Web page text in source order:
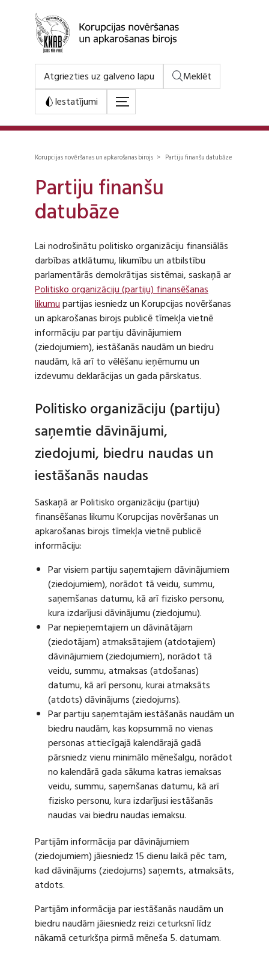
Atgriezties uz galveno lapu
Meklēt
Iestatījumi
Korupcijas novēršanas un apkarošanas birojs > Partiju finanšu datubāze
Partiju finanšu
datubāze
Lai nodrošinātu politisko organizāciju finansiālās
darbības atklātumu, likumību un atbilstību
parlamentārās demokrātijas sistēmai, saskaņā ar
Politisko organizāciju (partiju) finansēšanas
likumupartijas iesniedz un Korupcijas novēršanas
un apkarošanas birojs publicē tīmekļa vietnē
informāciju par partiju dāvinājumiem
(ziedojumiem), iestāšanās naudām un biedru
naudām, kā arī to vēlēšanu ieņēmumu un
izdevumu deklarācijas un gada pārskatus.
Politisko organizāciju (partiju)
saņemtie dāvinājumi,
ziedojumi, biedru naudas un
iestāšanās naudas
Saskaņā ar Politisko organizāciju (partiju)
finansēšanas likumu Korupcijas novēršanas un
apkarošanas birojs tīmekļa vietnē publicē
informāciju:
Par visiem partiju saņemtajiem dāvinājumiem
(ziedojumiem), norādot tā veidu, summu,
saņemšanas datumu, kā arī fizisko personu,
kura izdarījusi dāvinājumu (ziedojumu).
Par nepieņemtajiem un dāvinātājam
(ziedotājam) atmaksātajiem (atdotajiem)
dāvinājumiem (ziedojumiem), norādot tā
veidu, summu, atmaksas (atdošanas)
datumu, kā arī personu, kurai atmaksāts
(atdots) dāvinājums (ziedojums).
Par partiju saņemtajām iestāšanās naudām un
biedru naudām, kas kopsummā no vienas
personas attiecīgajā kalendārajā gadā
pārsniedz vienu minimālo mēnešalgu, norādot
no kalendārā gada sākuma katras iemaksas
veidu, summu, saņemšanas datumu, kā arī
fizisko personu, kura izdarījusi iestāšanās
naudas vai biedru naudas iemaksu.
Partijām informācija par dāvinājumiem
(ziedojumiem) jāiesniedz 15 dienu laikā pēc tam,
kad dāvinājums (ziedojums) saņemts, atmaksāts,
atdots.
Partijām informācija par iestāšanās naudām un
biedru naudām jāiesniedz reizi ceturksnī līdz
nākamā ceturkšņa pirmā mēneša 5. datumam.